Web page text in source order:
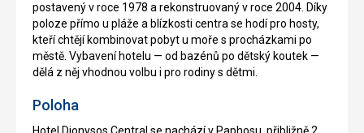
postavený v roce 1978 a rekonstruovaný v roce 2004. Díky
poloze přímo u pláže a blízkosti centra se hodí pro hosty,
kteří chtějí kombinovat pobyt u moře s procházkami po
městě. Vybavení hotelu — od bazénů po dětský koutek —
dělá z něj vhodnou volbu i pro rodiny s dětmi.
Poloha